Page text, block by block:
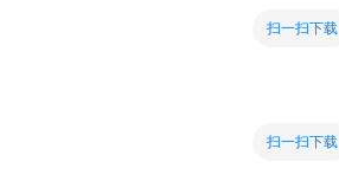
扫一扫下载
扫一扫下载